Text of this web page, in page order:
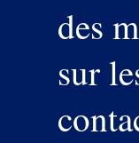
des
sur